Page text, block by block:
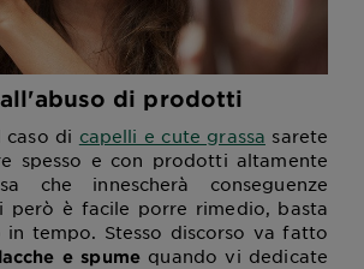
di prodotti
di capelli e cute grassa sarete
spesso e con prodotti altamente
che innescherà conseguenze
però è facile porre rimedio, basta
in tempo. Stesso discorso va fatto
e spumequando vi dedicate